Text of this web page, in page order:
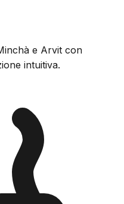
e Arvit con
intuitiva.